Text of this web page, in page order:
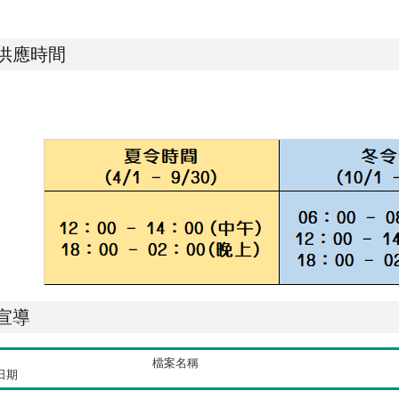
應時間
導
檔案名稱
期